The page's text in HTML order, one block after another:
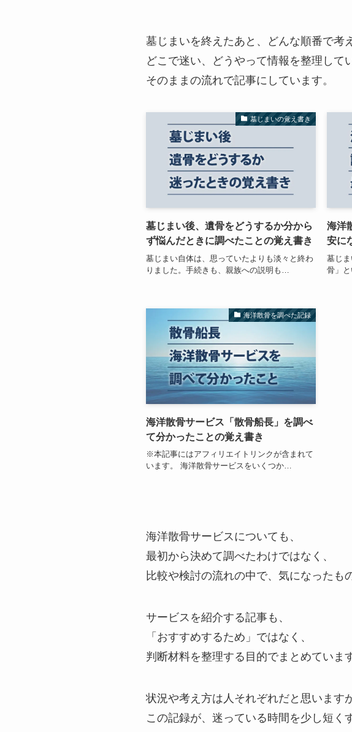
墓じまいを終えたあと、どんな順番で考え
どこで迷い、どうやって情報を整理して
そのままの流れで記事にしています。
墓じまいの覚え書き
墓じまい後、遺骨をどうするか分から
ず悩んだときに調べたことの覚え書き
墓じまい自体は、思っていたよりも淡々と終わ
りました。手続きも、親族への説明も…
海洋
安に
墓じ
骨」
海洋散骨を調べた記録
海洋散骨サービス「散骨船長」を調べ
て分かったことの覚え書き
※本記事にはアフィリエイトリンクが含まれて
います。 海洋散骨サービスをいくつか…
海洋散骨サービスについても、
最初から決めて調べたわけではなく、
比較や検討の流れの中で、気になったも
サービスを紹介する記事も、
「おすすめするため」ではなく、
判断材料を整理する目的でまとめています
状況や考え方は人それぞれだと思いますが
この記録が、迷っている時間を少し短く